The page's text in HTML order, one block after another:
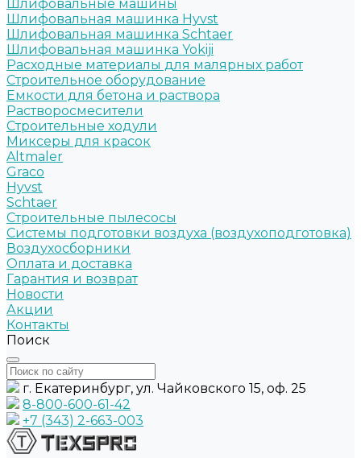
Шлифовальные машины
Шлифовальная машинка Hyvst
Шлифовальная машинка Schtaer
Шлифовальная машинка Yokiji
Расходные материалы для малярных работ
Строительное оборудование
Емкости для бетона и раствора
Растворосмесители
Строительные ходули
Миксеры для красок
Altmaler
Graco
Hyvst
Schtaer
Строительные пылесосы
Системы подготовки воздуха (воздухоподготовка)
Воздухосборники
Оплата и доставка
Гарантия и возврат
Новости
Акции
Контакты
Поиск
г. Екатеринбург, ул. Чайковского 15, оф. 25
8-800-600-61-42
+7 (343) 2-663-003